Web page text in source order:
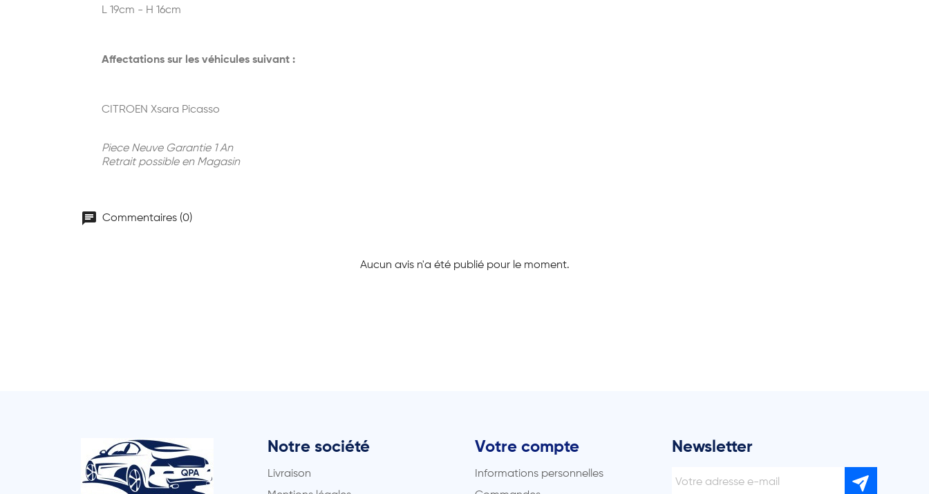
L 19cm - H 16cm
Affectations sur les véhicules suivant :
CITROEN Xsara Picasso
Piece Neuve Garantie 1 An
Retrait possible en Magasin
chat Commentaires (0)
Aucun avis n'a été publié pour le moment.
Notre société
Livraison
Votre compte
Informations personnelles
Newsletter